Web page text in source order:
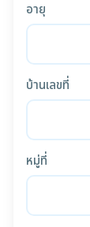
อายุ
บ้านเลขที่
หมู่ที่